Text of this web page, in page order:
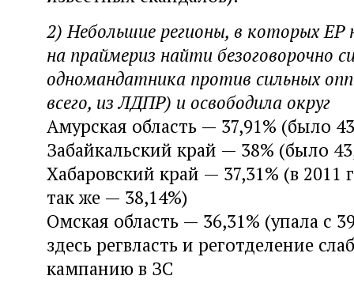
2) Небольшие регионы, в которых ЕР
на праймериз найти безоговорочно
одномандатника против сильных
всего, из ЛДПР) и освободила округ
Амурская область — 37,91% (было
Забайкальский край — 38% (было
Хабаровский край — 37,31% (в 2011
так же — 38,14%)
Омская область — 36,31% (упала с
здесь регвласть и реготделение
кампанию в ЗС